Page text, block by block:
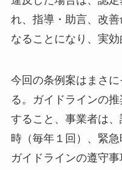
れ、指導・助言、改
なることになり、実効
今回の条例案はまさ
る。ガイドラインの
すること、事業者は
時（毎年１回）、緊
ガイドラインの遵守